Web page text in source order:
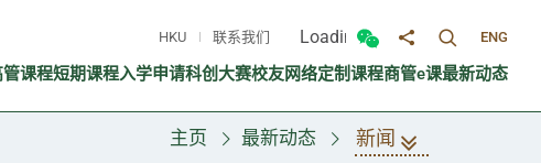
HKU 联系我们 Loading...
切换微信面板
分享至切换搜寻面
ENG
管课程短期课程入学申请科创大赛校友网络定制课程商管e课最新动态
主页 最新动态 新闻